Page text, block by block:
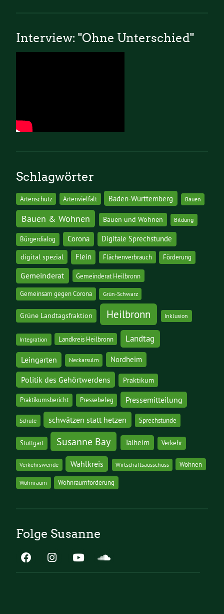
Interview: "Ohne Unterschied"
Schlagwörter
Artenschutz Artenvielfalt Baden-Württemberg Bauen
Bauen & Wohnen Bauen und Wohnen Bildung
Bürgerdialog Corona Digitale Sprechstunde
digital spezial Flein Flächenverbrauch Förderung
Gemeinderat Gemeinderat Heilbronn
Gemeinsam gegen Corona Grün-Schwarz
Grüne Landtagsfraktion Heilbronn Inklusion
Integration Landkreis Heilbronn Landtag
Leingarten Neckarsulm Nordheim
Politik des Gehörtwerdens Praktikum
Praktikumsbericht Pressebeleg Pressemitteilung
Schule schwätzen statt hetzen Sprechstunde
Stuttgart Susanne Bay Talheim Verkehr
Verkehrswende Wahlkreis Wirtschaftsausschuss Wohnen
Wohnraum Wohnraumförderung
Folge Susanne